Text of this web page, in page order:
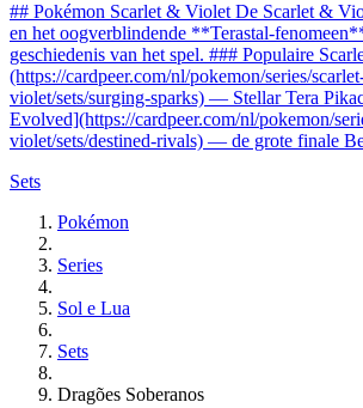
## Pokémon Scarlet & Violet De Scarlet &
en het oogverblindende **Terastal-
geschiedenis van het spel. ### Populaire
(https://cardpeer.com/nl/pokemon/series/
violet/sets/surging-sparks) — Stellar Tera
Evolved](https://cardpeer.com/nl/pokemon/
violet/sets/destined-rivals) — de grote finale
Sets
Pokémon
Series
Sol e Lua
Sets
Dragões Soberanos